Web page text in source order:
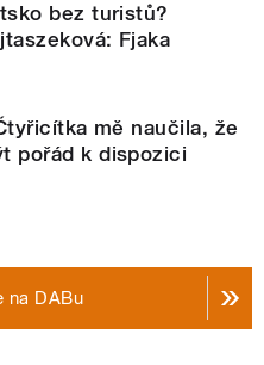
bez turistů?
Fjaka
mě naučila, že
pořád k dispozici
na DABu